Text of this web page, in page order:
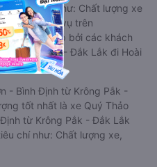
tiêu chí như: Chất lượng xe
lượng phục vụ trên
viết trực tiếp bởi các khách
Krông Pắk - Đắk Lắk đi Hoài
- Bình Định từ Krông Pắk -
tốt nhất là xe Quý Thảo
từ Krông Pắk - Đắk Lắk
chí như: Chất lượng xe,